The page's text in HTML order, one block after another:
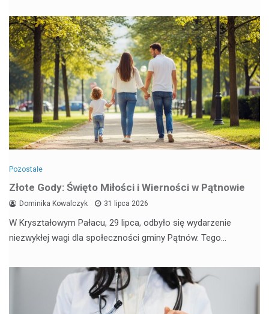
Pozostałe
Złote Gody: Święto Miłości i Wierności w Pątnowie
Dominika Kowalczyk 31 lipca 2026
W Kryształowym Pałacu, 29 lipca, odbyło się wydarzenie
niezwykłej wagi dla społeczności gminy Pątnów. Tego…